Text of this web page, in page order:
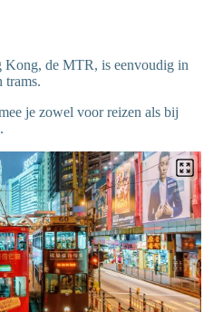
Kong, de MTR, is eenvoudig in
trams.
je zowel voor reizen als bij